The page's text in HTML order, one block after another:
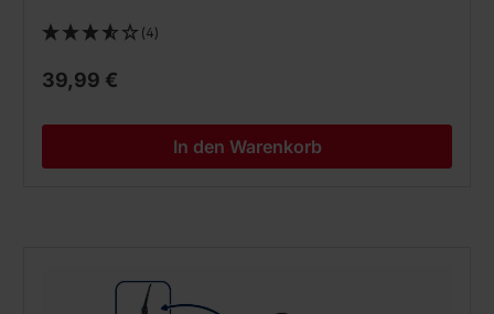
(4)
39,99 €
In den Warenkorb